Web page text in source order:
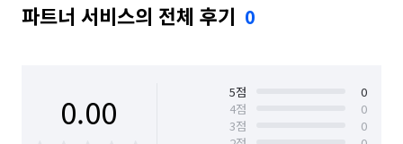
서울 은평구 서울 종로구 서울 중구
파트너 서비스의 전체 후기 0
0.00 5점
0
4점
0
3점
0